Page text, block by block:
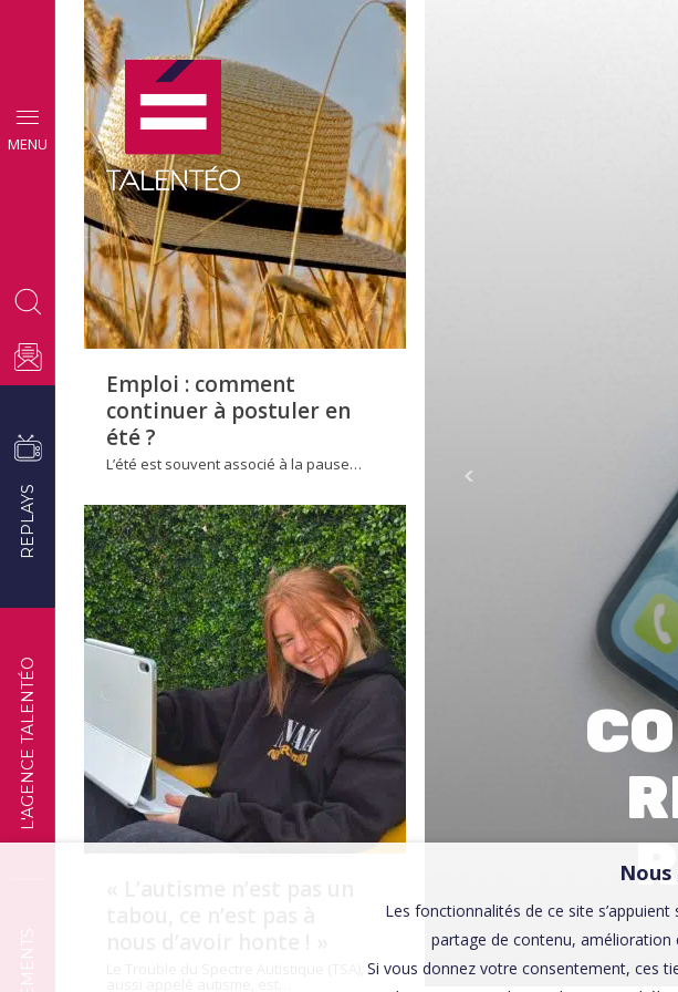
MENU
L'AGENCE TALENTÉO
REPLAYS
CONSEILS
EMPLOI
Emploi : comment
continuer à postuler en
été ?
L’été est souvent associé à la pause…
TÉMOIGNAGES
Nous
Les fonctionnalités de ce site
partage de contenu, amélioration
Si vous donnez votre consentement, ces